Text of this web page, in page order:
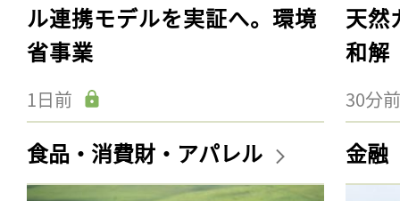
ル連携モデルを実証へ。環境
省事業
1日前
天然
和解
30分前
食品・消費財・アパレル 金融